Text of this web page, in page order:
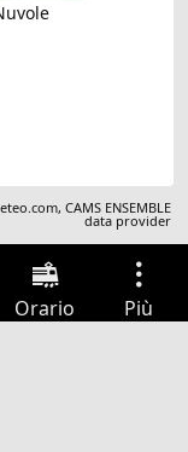
,CAMS ENSEMBLE
data provider
Orario Più